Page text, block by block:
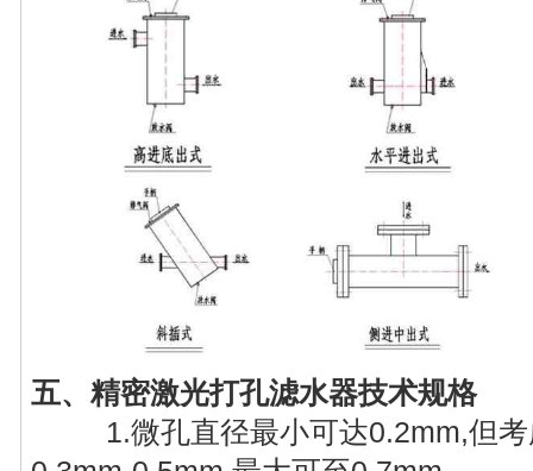
五、精密激光打孔滤水器技术规格
1.微孔直径最小可达0.2mm,但考